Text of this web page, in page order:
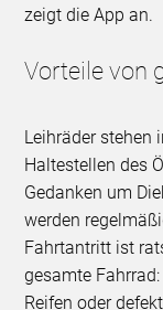
zeigt die App an.
Vorteile von
Leihräder stehen
Haltestellen des
Gedanken um
werden
Fahrtantritt ist
gesamte
Reifen oder